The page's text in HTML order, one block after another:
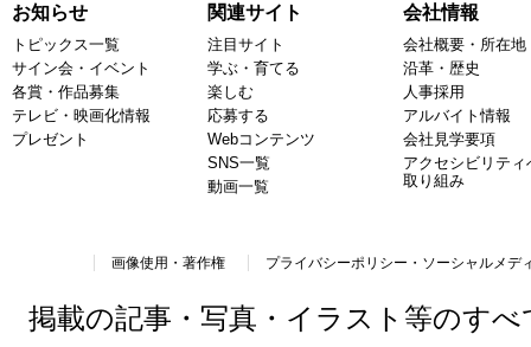
お知らせ
トピックス一覧
サイン会・イベント
各賞・作品募集
テレビ・映画化情報
プレゼント
関連サイト
注目サイト
学ぶ・育てる
楽しむ
応募する
Webコンテンツ
SNS一覧
動画一覧
会社情報
会社概要・所在地
沿革・歴史
人事採用
アルバイト情報
会社見学要項
アクセシビリティ
取り組み
画像使用・著作権 プライバシーポリシー・ソーシャルメデ
掲載の記事・写真・イラスト等のす